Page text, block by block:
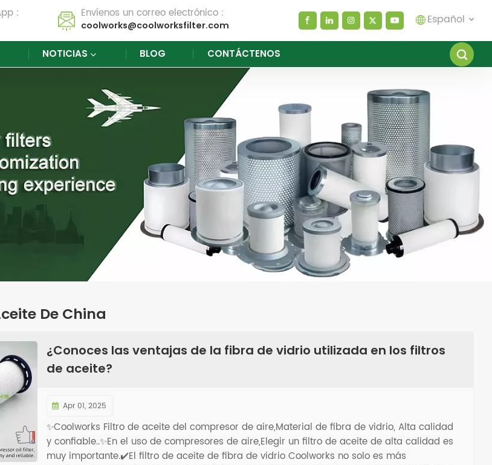
: Envíenos un correo electrónico :
coolworks@coolworksfilter.com Español
español
العربية
русский
Melayu
NOTICIAS BLOG CONTÁCTENOS
De China
¿Conoces las ventajas de la fibra de vidrio utilizada en los filtros
de aceite?
Apr 01, 2025
✨Coolworks Filtro de aceite del compresor de aire,Material de fibra de vidrio, Alta calidad
y confiable..✨En el uso de compresores de aire,Elegir un filtro de aceite de alta calidad es
muy importante.✔️El filtro de aceite de fibra de vidrio Coolworks no solo es más